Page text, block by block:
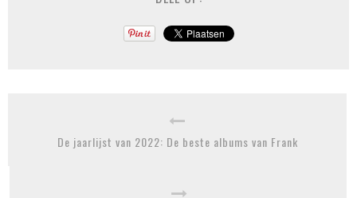
De jaarlijst van 2022: De beste albums van Frank